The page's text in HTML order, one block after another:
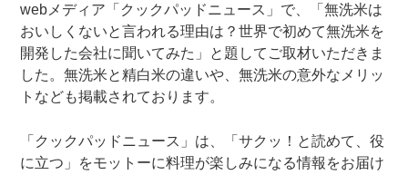
webメディア「クックパッドニュース」で、「無洗米は
おいしくないと言われる理由は？世界で初めて無洗米を
開発した会社に聞いてみた」と題してご取材いただきま
した。無洗米と精白米の違いや、無洗米の意外なメリッ
トなども掲載されております。
「クックパッドニュース」は、「サクッ！と読めて、役
に立つ」をモットーに料理が楽しみになる情報をお届け